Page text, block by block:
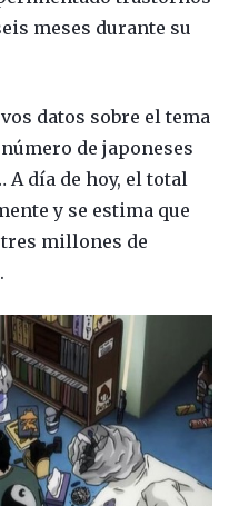
meses durante su
datos sobre el tema
de japoneses
día de hoy, el total
y se estima que
millones de